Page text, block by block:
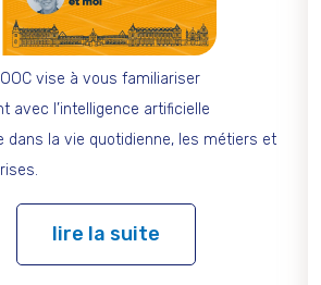
vise à vous familiariser
avec l’intelligence artificielle
dans la vie quotidienne, les métiers et
lire la suite